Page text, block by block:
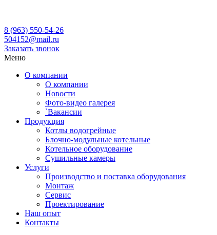
8 (963) 550-54-26
504152@mail.ru
Заказать звонок
Меню
О компании
О компании
Новости
Фото-видео галерея
`Вакансии
Продукция
Котлы водогрейные
Блочно-модульные котельные
Котельное оборудование
Сушильные камеры
Услуги
Производство и поставка оборудования
Монтаж
Сервис
Проектирование
Наш опыт
Контакты